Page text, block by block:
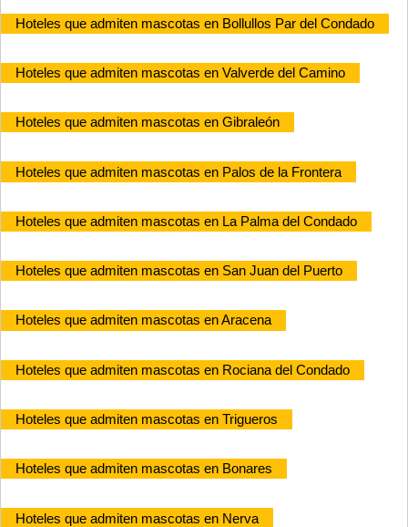
Hoteles que admiten mascotas en Bollullos Par del Condado
Hoteles que admiten mascotas en Valverde del Camino
Hoteles que admiten mascotas en Gibraleón
Hoteles que admiten mascotas en Palos de la Frontera
Hoteles que admiten mascotas en La Palma del Condado
Hoteles que admiten mascotas en San Juan del Puerto
Hoteles que admiten mascotas en Aracena
Hoteles que admiten mascotas en Rociana del Condado
Hoteles que admiten mascotas en Trigueros
Hoteles que admiten mascotas en Bonares
Hoteles que admiten mascotas en Nerva